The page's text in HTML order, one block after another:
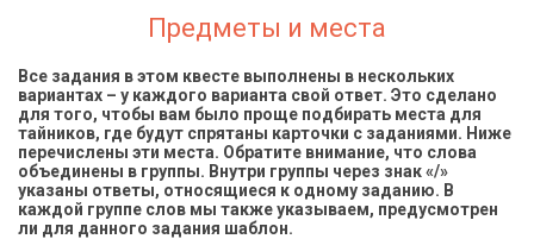
Предметы и места
Все задания в этом квесте выполнены в нескольких
вариантах – у каждого варианта свой ответ. Это сделано
для того, чтобы вам было проще подбирать места для
тайников, где будут спрятаны карточки с заданиями. Ниже
перечислены эти места. Обратите внимание, что слова
объединены в группы. Внутри группы через знак «/»
указаны ответы, относящиеся к одному заданию. В
каждой группе слов мы также указываем, предусмотрен
ли для данного задания шаблон.